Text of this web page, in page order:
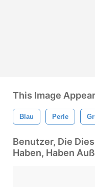
This Image
Blau Perle
Benutzer, Die
Haben, Haben